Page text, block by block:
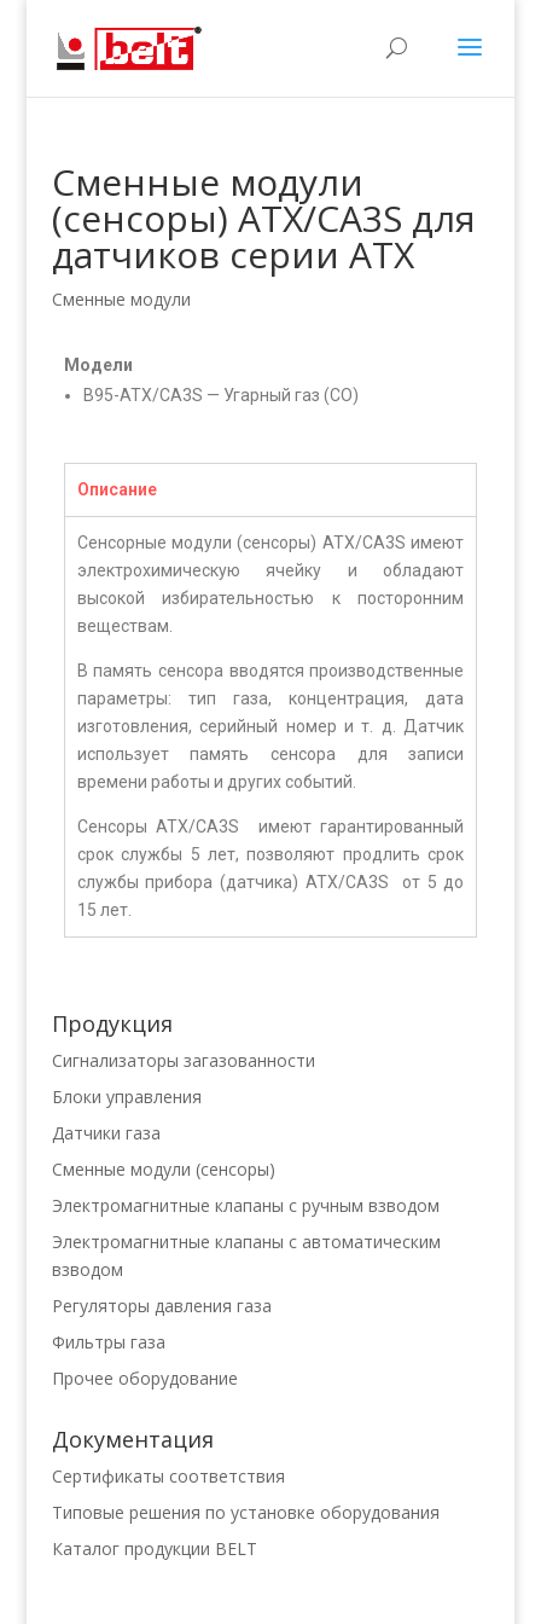
Сменные модули
(сенсоры) ATX/CA3S для
датчиков серии ATX
Сменные модули
Модели
B95-ATX/CA3S — Угарный газ (CO)
Описание
Сенсорные модули (сенсоры) ATX/CA3S имеют
электрохимическую ячейку и обладают
высокой избирательностью к посторонним
веществам.
В память сенсора вводятся производственные
параметры: тип газа, концентрация, дата
изготовления, серийный номер и т. д. Датчик
использует память сенсора для записи
времени работы и других событий.
Сенсоры ATX/CA3S имеют гарантированный
срок службы 5 лет, позволяют продлить срок
службы прибора (датчика) ATX/CA3S от 5 до
15 лет.
Продукция
Сигнализаторы загазованности
Блоки управления
Датчики газа
Сменные модули (сенсоры)
Электромагнитные клапаны с ручным взводом
Электромагнитные клапаны с автоматическим
взводом
Регуляторы давления газа
Фильтры газа
Прочее оборудование
Документация
Сертификаты соответствия
Типовые решения по установке оборудования
Каталог продукции BELT